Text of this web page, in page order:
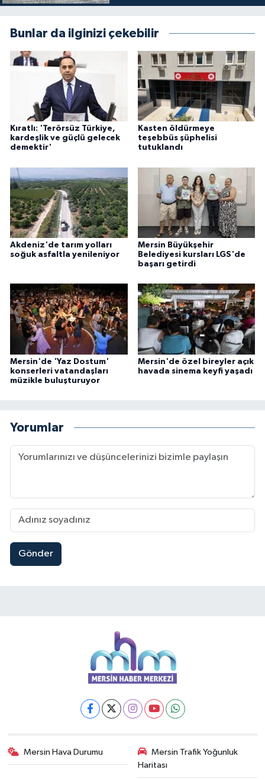
Bunlar da ilginizi çekebilir
Kıratlı: 'Terörsüz Türkiye,
kardeşlik ve güçlü gelecek
demektir'
Kasten öldürmeye
teşebbüs şüphelisi
tutuklandı
Akdeniz'de tarım yolları
soğuk asfaltla yenileniyor
Mersin Büyükşehir
Belediyesi kursları LGS'de
başarı getirdi
Mersin'de 'Yaz Dostum'
konserleri vatandaşları
müzikle buluşturuyor
Mersin'de özel bireyler açık
havada sinema keyfi yaşadı
Yorumlar
Gönder
Mersin Hava Durumu
Mersin Trafik Yoğunluk
Haritası